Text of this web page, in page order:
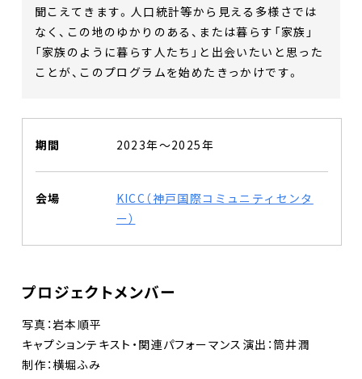
聞こえてきます。人口統計等から見える多様さでは
なく、この地のゆかりのある、または暮らす「家族」
「家族のように暮らす人たち」と出会いたいと思った
ことが、このプログラムを始めたきっかけです。
期間 2023年〜2025年
会場
KICC（神戸国際コミュニティセンタ
ー）
プロジェクトメンバー
写真：岩本順平
キャプションテキスト・関連パフォーマンス演出：筒井潤
制作：横堀ふみ